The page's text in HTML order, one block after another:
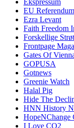
Ekspressum
EU Referendum
Ezra Levant
Faith Freedom
Forskellige
Frontpage
Gates Of
GOPUSA
Gotnews
Greenie Watch
Halal Pig
Hide The
HNN History
HopeNChange
I Love CO2